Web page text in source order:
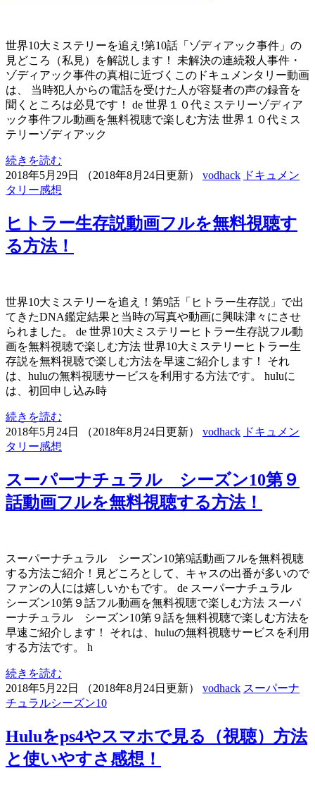
世界10大ミステリーを追え!第10話「ゾディアック事件」の
見どころ（私見）を解説します！ 未解決の連続殺人事件・
ゾディアック事件の真相に近づくこのドキュメンタリー動画
は、 当時犯人からの電話を受けた人が容疑者の声の録音を
聞くところは必見です！ de 世界１０代ミステリーゾディア
ック事件フル動画を無料視聴で楽しむ方法 世界１０代ミス
テリーゾディアック
続きを読む
2018年5月29日
（2018年8月24日更新） vodhack ドキュメン
タリー感想
ヒトラー生存説動画フルを無料視聴す
る方法！
世界10大ミステリーを追え！第9話「ヒトラー生存説」で出
てきたDNA鑑定結果と当時の写真や動画に興味津々にさせ
られました。 de 世界10大ミステリーヒトラー生存説フル動
画を無料視聴で楽しむ方法 世界10大ミステリーヒトラー生
存説を無料視聴で楽しむ方法を早速ご紹介します！ それ
は、huluの無料視聴サービスを利用する方法です。 huluに
は、初回申し込み時
続きを読む
2018年5月24日
（2018年8月24日更新） vodhack ドキュメン
タリー感想
スーパーナチュラル シーズン10第９
話動画フルを無料視聴する方法！
スーパーナチュラル シーズン10第9話動画フルを無料視聴
する方法ご紹介！見どころとして、キャスの出番が多いので
ファンの人には嬉しいかもです。 de スーパーナチュラル
シーズン10第９話フル動画を無料視聴で楽しむ方法 スーパ
ーナチュラル シーズン10第９話を無料視聴で楽しむ方法を
早速ご紹介します！ それは、huluの無料視聴サービスを利用
する方法です。 h
続きを読む
2018年5月22日
（2018年8月24日更新） vodhack スーパーナ
チュラルシーズン10
Huluをps4やスマホで見る（視聴）方法
と使いやすさ感想！